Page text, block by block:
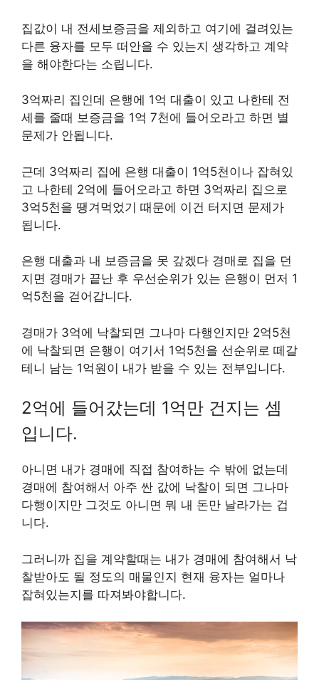
집값이 내 전세보증금을 제외하고 여기에 걸려있는
다른 융자를 모두 떠안을 수 있는지 생각하고 계약
을 해야한다는 소립니다.
3억짜리 집인데 은행에 1억 대출이 있고 나한테 전
세를 줄때 보증금을 1억 7천에 들어오라고 하면 별
문제가 안됩니다.
근데 3억짜리 집에 은행 대출이 1억5천이나 잡혀있
고 나한테 2억에 들어오라고 하면 3억짜리 집으로
3억5천을 땡겨먹었기 때문에 이건 터지면 문제가
됩니다.
은행 대출과 내 보증금을 못 갚겠다 경매로 집을 던
지면 경매가 끝난 후 우선순위가 있는 은행이 먼저 1
억5천을 걷어갑니다.
경매가 3억에 낙찰되면 그나마 다행인지만 2억5천
에 낙찰되면 은행이 여기서 1억5천을 선순위로 떼갈
테니 남는 1억원이 내가 받을 수 있는 전부입니다.
2억에 들어갔는데 1억만 건지는 셈
입니다.
아니면 내가 경매에 직접 참여하는 수 밖에 없는데
경매에 참여해서 아주 싼 값에 낙찰이 되면 그나마
다행이지만 그것도 아니면 뭐 내 돈만 날라가는 겁
니다.
그러니까 집을 계약할때는 내가 경매에 참여해서 낙
찰받아도 될 정도의 매물인지 현재 융자는 얼마나
잡혀있는지를 따져봐야합니다.